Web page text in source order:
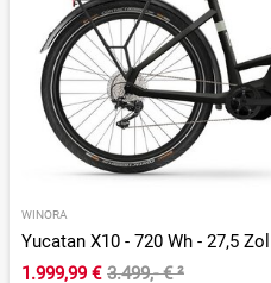
WINORA
Yucatan X10 - 720 Wh - 27,5
1.999,99 € 3.499,- €²